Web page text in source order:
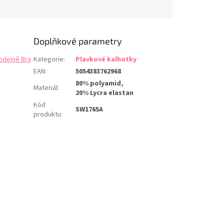
Bra
Doplňkové parametry
Kategorie:
Plavkové kalhotky
EAN:
5054383762968
Materiál:
80% polyamid,
20% Lycra elastan
Kód
produktu: SW1765A